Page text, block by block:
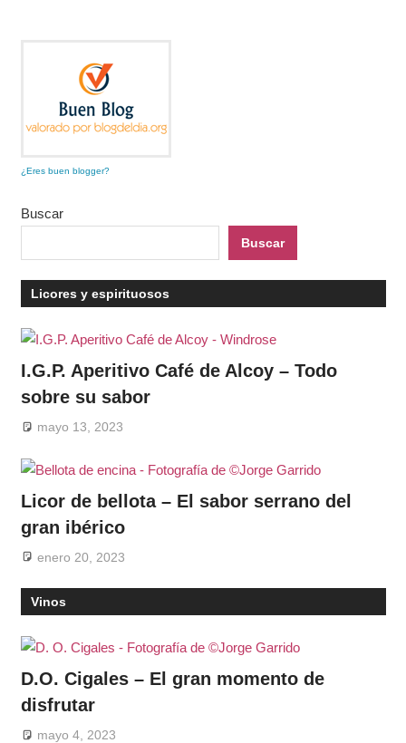
¿Eres buen blogger?
Buscar
Buscar
Licores y espirituosos
I.G.P. Aperitivo Café de Alcoy – Todo
sobre su sabor
mayo 13, 2023
Licor de bellota – El sabor serrano del
gran ibérico
enero 20, 2023
Vinos
D.O. Cigales – El gran momento de
disfrutar
mayo 4, 2023